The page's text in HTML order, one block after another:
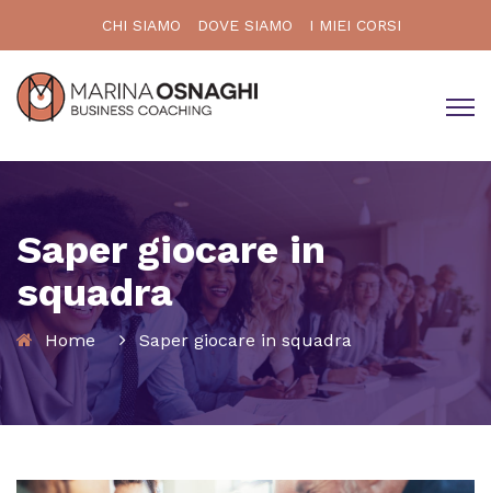
CHI SIAMO DOVE SIAMO I MIEI CORSI
Saper giocare in
squadra
Home Saper giocare in squadra